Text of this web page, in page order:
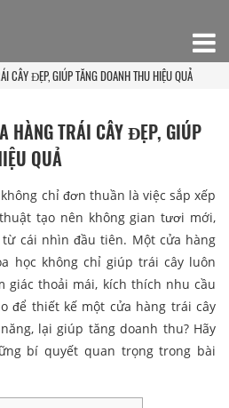
CÂY ĐẸP, GIÚP TĂNG DOANH THU HIỆU QUẢ
HÀNG TRÁI CÂY ĐẸP, GIÚP
QUẢ
chỉ đơn thuần là việc sắp xếp
tạo nên không gian tươi mới,
cái nhìn đầu tiên. Một cửa hàng
học không chỉ giúp trái cây luôn
giác thoải mái, kích thích nhu cầu
để thiết kế một cửa hàng trái cây
lại giúp tăng doanh thu? Hãy
bí quyết quan trọng trong bài